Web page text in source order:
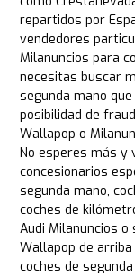
repartidos por
vendedores
Milanuncios para
necesitas buscar
segunda mano
posibilidad de
Wallapop o
No esperes más y
concesionarios
segunda mano,
coches de
Audi Milanuncios
Wallapop de
coches de